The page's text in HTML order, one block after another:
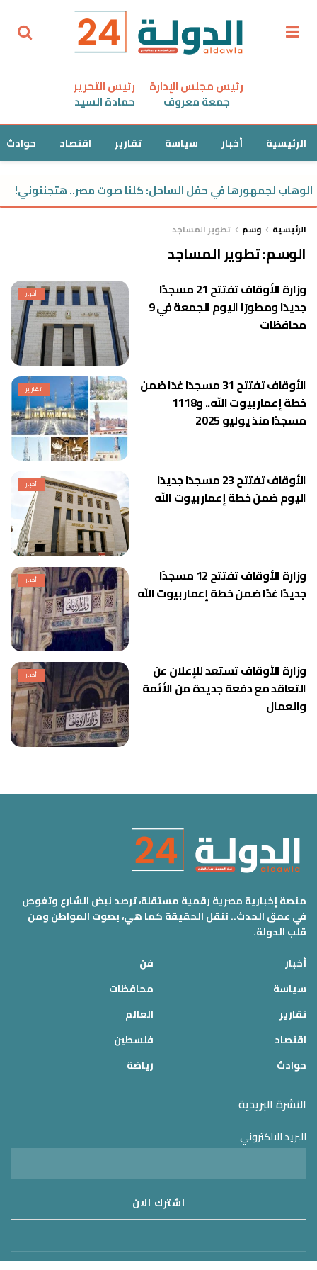
رئيس مجلس الإدارة
جمعة معروف
رئيس التحرير
حمادة السيد
الرئيسية أخبار سياسة تقارير اقتصاد حوادث
لجمهورها في حفل الساحل: كلنا صوت مصر.. هتجننوني!
الرئيسية وسم تطوير المساجد
الوسم:تطوير المساجد
أخبار
وزارة الأوقاف تفتتح 21 مسجدًا
جديدًا ومطورًا اليوم الجمعة في 9
محافظات
تقارير
الأوقاف تفتتح 31 مسجدًا غدًا ضمن
خطة إعمار بيوت الله.. و1118
مسجدًا منذ يوليو 2025
أخبار
الأوقاف تفتتح 23 مسجدًا جديدًا
اليوم ضمن خطة إعمار بيوت الله
أخبار
وزارة الأوقاف تفتتح 12 مسجدًا
جديدًا غدًا ضمن خطة إعمار بيوت الله
أخبار
وزارة الأوقاف تستعد للإعلان عن
التعاقد مع دفعة جديدة من الأئمة
والعمال
منصة إخبارية مصرية رقمية مستقلة، ترصد نبض الشارع وتغوص
في عمق الحدث.. ننقل الحقيقة كما هي، بصوت المواطن ومن
قلب الدولة.
أخبار
سياسة
تقارير
اقتصاد
حوادث
فن
محافظات
العالم
فلسطين
رياضة
النشرة البريدية
البريد الالكتروني